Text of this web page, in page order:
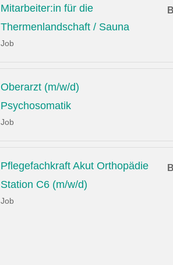
Mitarbeiter:in für die
Thermenlandschaft / Sauna
Job
Oberarzt (m/w/d)
Psychosomatik
Job
Pflegefachkraft Akut Orthopädie
Station C6 (m/w/d)
Job